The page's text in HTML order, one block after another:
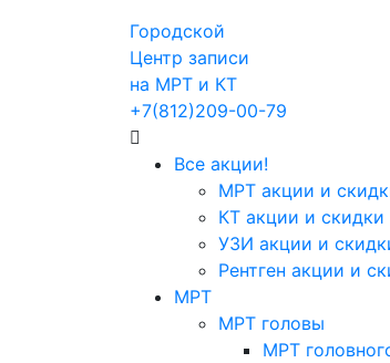
Городской
Центр записи
на МРТ и КТ
+7(812)209-00-79
Все акции!
МРТ акции и
КТ акции и скидки
УЗИ акции и
Рентген акции и
МРТ
МРТ головы
МРТ